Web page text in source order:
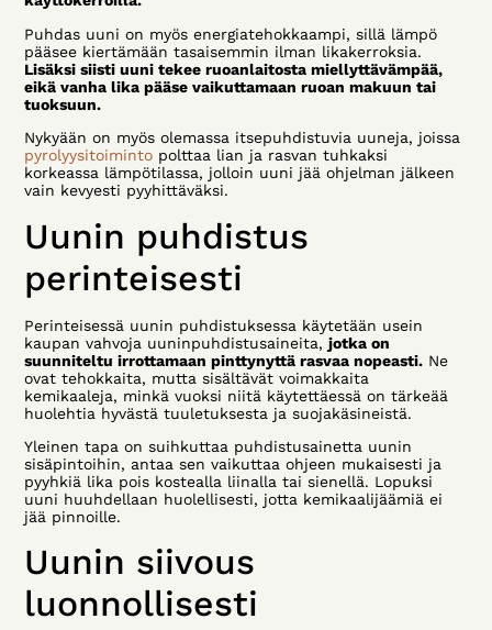
Puhdas uuni on myös energiatehokkaampi, sillä lämpö
pääsee kiertämään tasaisemmin ilman likakerroksia.
Lisäksi siisti uuni tekee ruoanlaitosta miellyttävämpää,
eikä vanha lika pääse vaikuttamaan ruoan makuun tai
tuoksuun.
Nykyään on myös olemassa itsepuhdistuvia uuneja, joissa
pyrolyysitoiminto polttaa lian ja rasvan tuhkaksi
korkeassa lämpötilassa, jolloin uuni jää ohjelman jälkeen
vain kevyesti pyyhittäväksi.
Uunin puhdistus
perinteisesti
Perinteisessä uunin puhdistuksessa käytetään usein
kaupan vahvoja uuninpuhdistusaineita,jotka on
suunniteltu irrottamaan pinttynyttä rasvaa nopeasti. Ne
ovat tehokkaita, mutta sisältävät voimakkaita
kemikaaleja, minkä vuoksi niitä käytettäessä on tärkeää
huolehtia hyvästä tuuletuksesta ja suojakäsineistä.
Yleinen tapa on suihkuttaa puhdistusainetta uunin
sisäpintoihin, antaa sen vaikuttaa ohjeen mukaisesti ja
pyyhkiä lika pois kostealla liinalla tai sienellä. Lopuksi
uuni huuhdellaan huolellisesti, jotta kemikaalijäämiä ei
jää pinnoille.
Uunin siivous
luonnollisesti